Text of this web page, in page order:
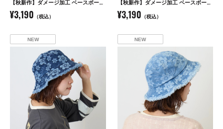
【秋新作】ダメージ加工 ベースボール キャップ
¥3,190 （税込）
【秋新作】ダメージ加工 ベースボール キャップ
¥3,190 （税込）
NEW NEW